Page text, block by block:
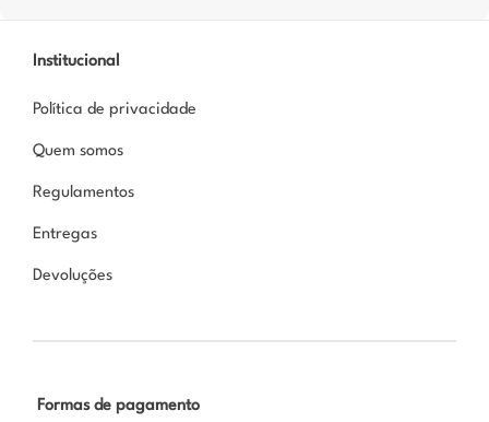
Institucional
Política de privacidade
Quem somos
Regulamentos
Entregas
Devoluções
Formas de pagamento